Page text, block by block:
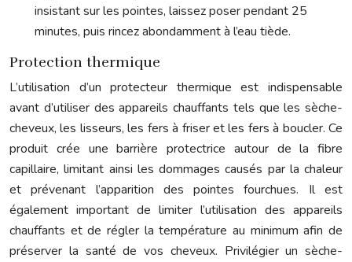
insistant sur les pointes, laissez poser pendant 25
minutes, puis rincez abondamment à l’eau tiède.
Protection thermique
L’utilisation d’un protecteur thermique est indispensable
avant d’utiliser des appareils chauffants tels que les sèche-
cheveux, les lisseurs, les fers à friser et les fers à boucler. Ce
produit crée une barrière protectrice autour de la fibre
capillaire, limitant ainsi les dommages causés par la chaleur
et prévenant l’apparition des pointes fourchues. Il est
également important de limiter l’utilisation des appareils
chauffants et de régler la température au minimum afin de
préserver la santé de vos cheveux. Privilégier un sèche-